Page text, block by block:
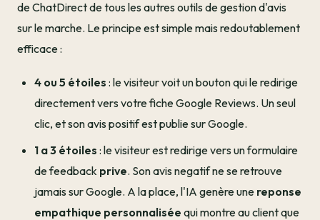
de ChatDirect de tous les autres outils de gestion d'avis
sur le marche. Le principe est simple mais redoutablement
efficace :
4 ou 5 étoiles : le visiteur voit un bouton qui le redirige
directement vers votre fiche Google Reviews. Un seul
clic, et son avis positif est publie sur Google.
1 a 3 étoiles : le visiteur est redirige vers un formulaire
de feedback prive. Son avis negatif ne se retrouve
jamais sur Google. A la place, l'IA genère une reponse
empathique personnalisée qui montre au client que